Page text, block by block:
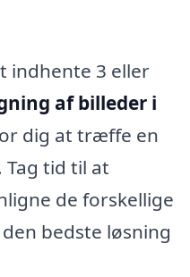
indhente 3 eller
af billeder i
dig at træffe en
tid til at
de forskellige
bedste løsning